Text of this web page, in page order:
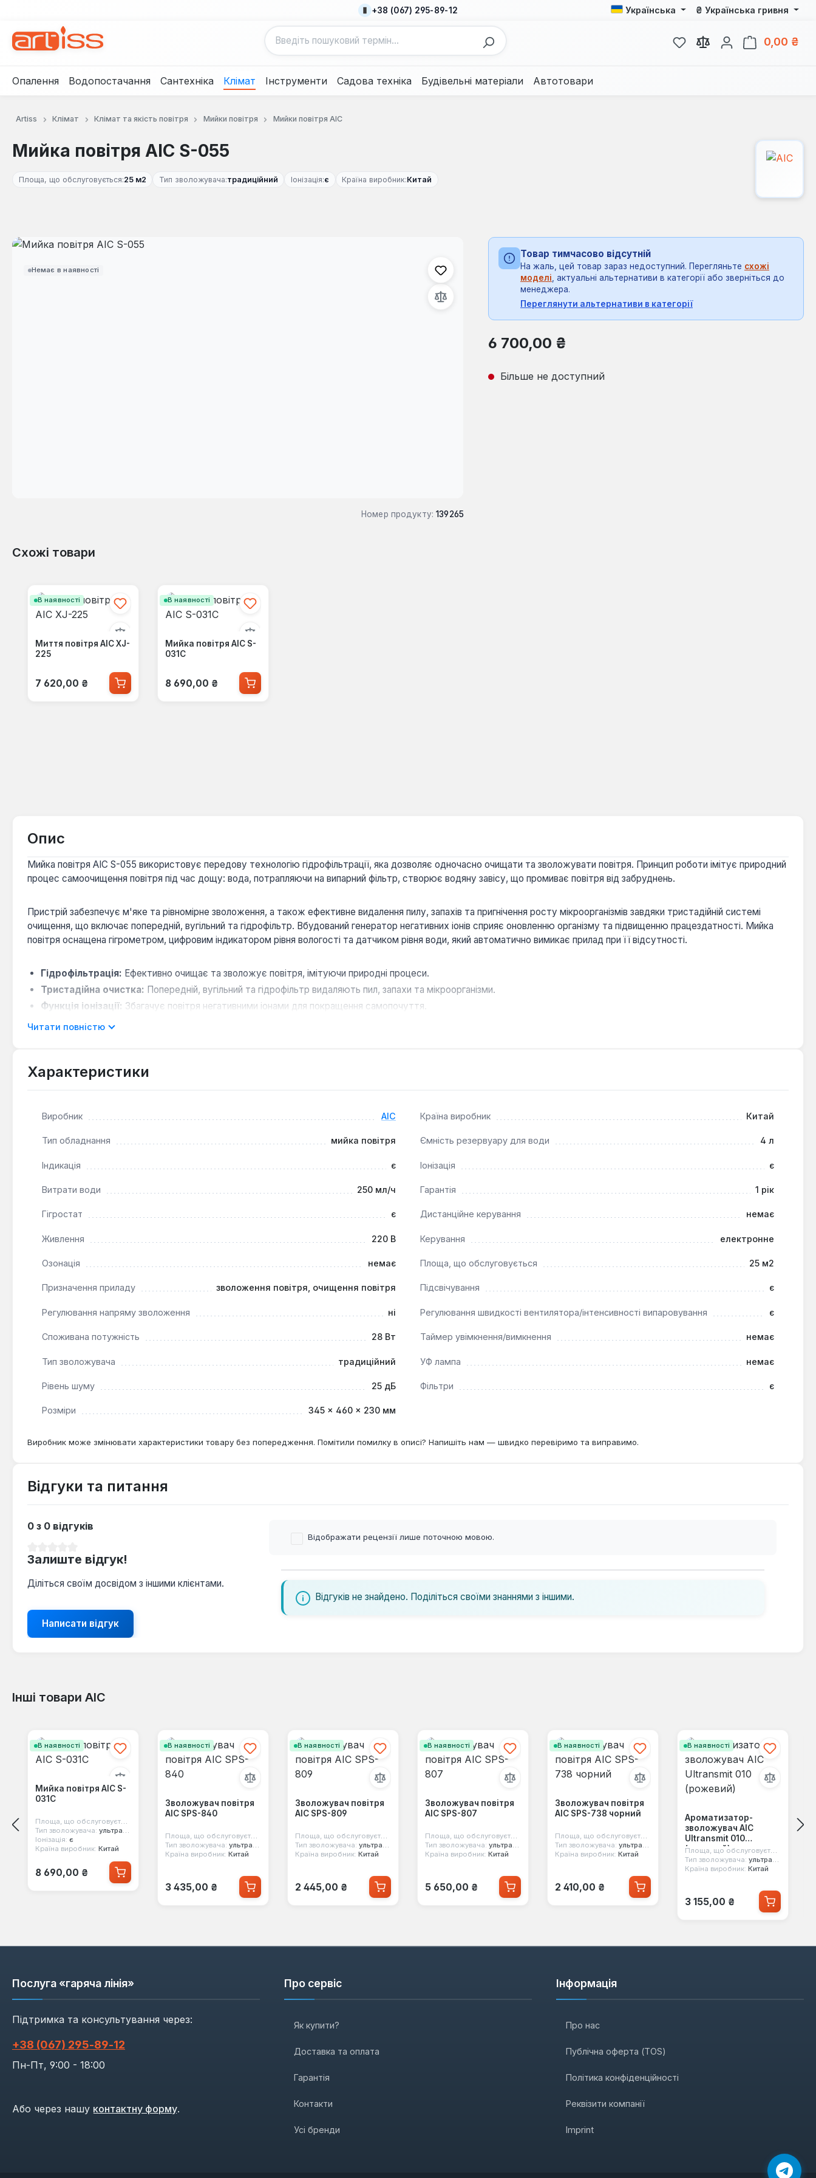
+38 (067) 295-89-12 Українська ₴ Українська гривня
У вас є 0 у списку бажань
0,00 ₴
Опалення Водопостачання Сантехніка Клімат Інструменти Садова техніка Будівельні матеріали Автотовари
Artiss Клімат Клімат та якість повітря Мийки повітря Мийки повітря AIC
Мийка повітря AIC S-055
Площа, що обслуговується:25 м2 Тип зволожувача:традиційний Іонізація:є Країна виробник:Китай
Немає в наявності
Пропустити галерею зображень
Номер продукту: 139265
Товар тимчасово відсутній
На жаль, цей товар зараз недоступний. Перегляньте схожі
моделі , актуальні альтернативи в категорії або зверніться до
менеджера.
Переглянути альтернативи в категорії
Звичайна ціна:
6 700,00 ₴
Більше не доступний
Схожі товари
В наявності
Миття повітря AIC XJ-
225
Звичайна ціна:
7 620,00 ₴
В наявності
Мийка повітря AIC S-
031C
Звичайна ціна:
8 690,00 ₴
Опис
Мийка повітря AIC S-055 використовує передову технологію гідрофільтрації, яка дозволяє одночасно очищати та зволожувати повітря. Принцип роботи імітує природний
процес самоочищення повітря під час дощу: вода, потрапляючи на випарний фільтр, створює водяну завісу, що промиває повітря від забруднень.
Пристрій забезпечує м'яке та рівномірне зволоження, а також ефективне видалення пилу, запахів та пригнічення росту мікроорганізмів завдяки тристадійній системі
очищення, що включає попередній, вугільний та гідрофільтр. Вбудований генератор негативних іонів сприяє оновленню організму та підвищенню працездатності. Мийка
повітря оснащена гігрометром, цифровим індикатором рівня вологості та датчиком рівня води, який автоматично вимикає прилад при її відсутності.
Гідрофільтрація: Ефективно очищає та зволожує повітря, імітуючи природні процеси.
Тристадійна очистка: Попередній, вугільний та гідрофільтр видаляють пил, запахи та мікроорганізми.
Функція іонізації: Збагачує повітря негативними іонами для покращення самопочуття.
Автоматичний режим «Турбота про здоров'я»:
Читати повністю
Характеристики
Виробник AIC Країна виробник Китай
Тип обладнання мийка повітря Ємність резервуару для води 4 л
Індикація є Іонізація є
Витрати води 250 мл/ч Гарантія 1 рік
Гігростат є Дистанційне керування немає
Живлення 220 В Керування електронне
Озонація немає Площа, що обслуговується 25 м2
Призначення приладу зволоження повітря, очищення повітря Підсвічування є
Регулювання напряму зволоження ні Регулювання швидкості вентилятора/інтенсивності випаровування є
Споживана потужність 28 Вт Таймер увімкнення/вимкнення немає
Тип зволожувача традиційний УФ лампа немає
Рівень шуму 25 дБ Фільтри є
Розміри 345 × 460 × 230 мм
Виробник може змінювати характеристики товару без попередження. Помітили помилку в описі? Напишіть нам — швидко перевіримо та виправимо.
Відгуки та питання
0 з 0 відгуків
Залиште відгук!
Діліться своїм досвідом з іншими клієнтами.
Написати відгук
Відображати рецензії лише поточною мовою.
Відгуків не знайдено. Поділіться своїми знаннями з іншими.
Інші товари AIC
В наявності
Мийка повітря AIC S-
031C
Тип зволожувача: ультразвуковий
Іонізація: є
Країна виробник: Китай
Звичайна ціна:
8 690,00 ₴
В наявності
Зволожувач повітря
AIC SPS-840
Тип зволожувача: ультразвуковий
Країна виробник: Китай
Звичайна ціна:
3 435,00 ₴
В наявності
Зволожувач повітря
AIC SPS-809
Тип зволожувача: ультразвуковий
Країна виробник: Китай
Звичайна ціна:
2 445,00 ₴
В наявності
Зволожувач повітря
AIC SPS-807
Тип зволожувача: ультразвуковий
Країна виробник: Китай
Звичайна ціна:
5 650,00 ₴
В наявності
Зволожувач повітря
AIC SPS-738 чорний
Тип зволожувача: ультразвуковий
Країна виробник: Китай
Звичайна ціна:
2 410,00 ₴
В наявності
Ароматизатор-
зволожувач AIC
Ultransmit 010
(рожевий)
Тип зволожувача: ультразвуковий
Країна виробник: Китай
Звичайна ціна:
3 155,00 ₴
Послуга «гаряча лінія»
Підтримка та консультування через:
+38 (067) 295‑89‑12
Пн-Пт, 9:00 - 18:00
Або через нашу контактну форму.
Про сервіс
Як купити?
Доставка та оплата
Гарантія
Контакти
Усі бренди
Інформація
Про нас
Публічна оферта (TOS)
Політика конфіденційності
Реквізити компанії
Imprint